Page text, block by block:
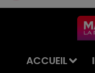
ACCUEIL